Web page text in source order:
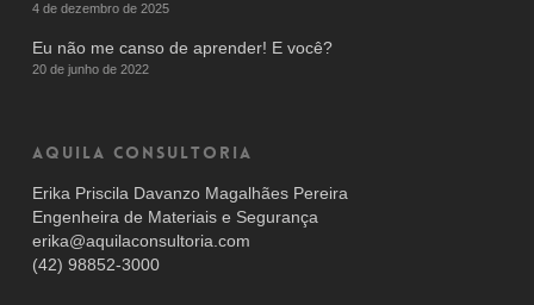
4 de dezembro de 2025
Eu não me canso de aprender! E você?
20 de junho de 2022
AQUILA CONSULTORIA
Erika Priscila Davanzo Magalhães Pereira
Engenheira de Materiais e Segurança
erika@aquilaconsultoria.com
(42) 98852-3000